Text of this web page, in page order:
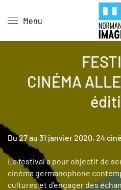
Skip to main content
Menu
CINÉMA
Du 27 au 31 janvier 2020, 24
Le festival a pour objectif de
cinéma germanophone
cultures et d'engager des
Panneau de gestion des cookies